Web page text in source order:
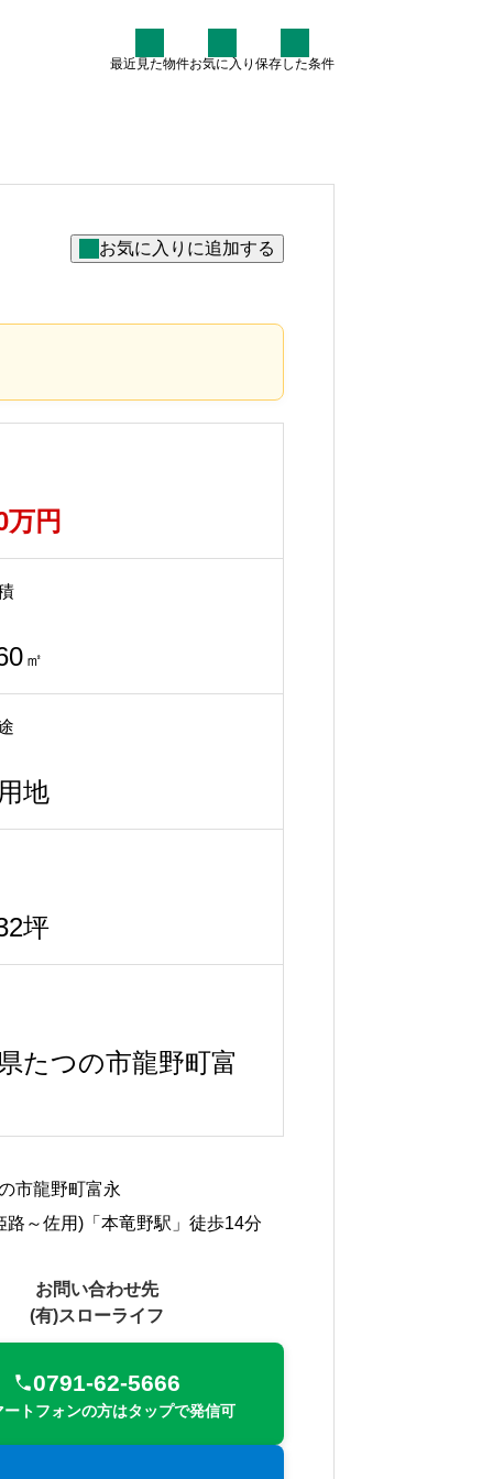
最近見た物件お気に入り 保存した条件
術
万円
㎡
地
坪
たつの市龍野町富
市龍野町富永
路～佐用)「本竜野駅」徒歩14分
お問い合わせ先
(有)スローライフ
0791-62-5666
トフォンの方はタップで発信可